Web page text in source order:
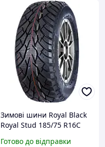
Зимові шини Royal Black
Royal Stud 185/75 R16C
Готово до відправки